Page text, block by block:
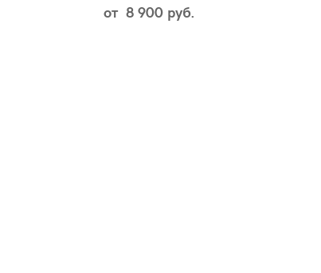
от 8 900 pуб.